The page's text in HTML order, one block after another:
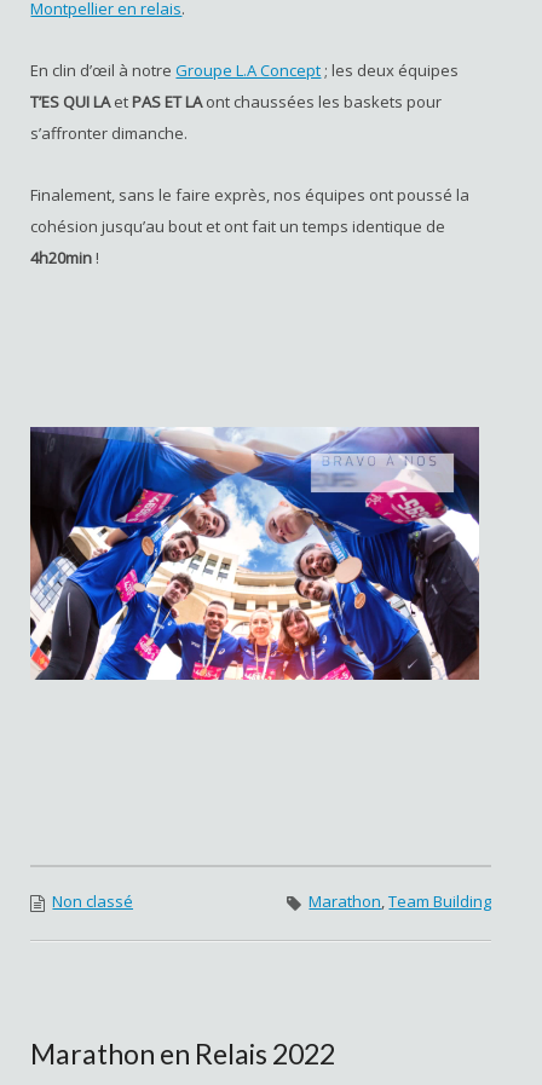
Montpellier en relais.
En clin d’œil à notreGroupe L.A Concept ; les deux équipes
T’ES QUI LAet PAS ET LAont chaussées les baskets pour
s’affronter dimanche.
Finalement, sans le faire exprès, nos équipes ont poussé la
cohésion jusqu’au bout et ont fait un temps identique de
4h20min !
Non classé Marathon,Team Building
Marathon en Relais 2022